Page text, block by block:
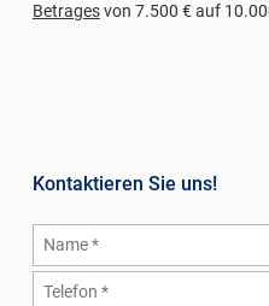
Betragesvon 7.500 € auf
Kontaktieren Sie uns!